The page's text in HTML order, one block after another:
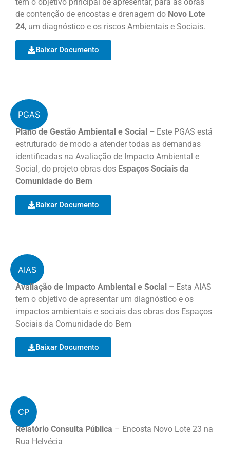
de contenção de encostas e drenagem do Novo Lote
24, um diagnóstico e os riscos Ambientais e Sociais.
Baixar Documento
PGAS
Plano de Gestão Ambiental e Social – Este PGAS está
estruturado de modo a atender todas as demandas
identificadas na Avaliação de Impacto Ambiental e
Social, do projeto obras dos Espaços Sociais da
Comunidade do Bem
Baixar Documento
AIAS
Avaliação de Impacto Ambiental e Social – Esta AIAS
tem o objetivo de apresentar um diagnóstico e os
impactos ambientais e sociais das obras dos Espaços
Sociais da Comunidade do Bem
Baixar Documento
CP
Relatório Consulta Pública – Encosta Novo Lote 23 na
Rua Helvécia